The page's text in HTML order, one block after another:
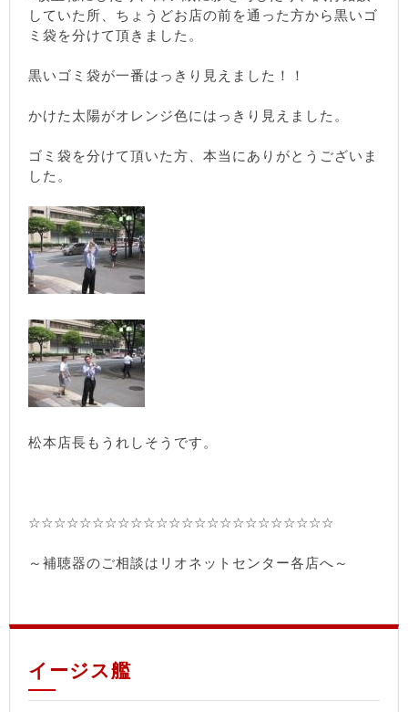
していた所、ちょうどお店の前を通った方から黒いゴ
ミ袋を分けて頂きました。
黒いゴミ袋が一番はっきり見えました！！
かけた太陽がオレンジ色にはっきり見えました。
ゴミ袋を分けて頂いた方、本当にありがとうございま
した。
松本店長もうれしそうです。
☆☆☆☆☆☆☆☆☆☆☆☆☆☆☆☆☆☆☆☆☆☆☆☆
～補聴器のご相談はリオネットセンター各店へ～
イージス艦